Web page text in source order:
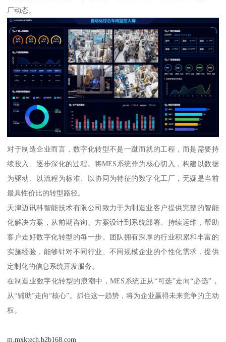
厂动态。
对于制造企业而言，数字化转型不是一蹴而就的工程，而是需要持
续投入、逐步深化的过程。将MES系统作为核心切入，构建以数据
为驱动、以流程为标准、以协同为特征的数字化工厂，无疑是当前
最具性价比的转型路径。
天津迈讯科智能技术有限公司致力于为制造业客户提供完整的智能
化解决方案，从前期咨询、方案设计到系统部署、持续运维，帮助
客户走好数字化转型的每一步。团队拥有深厚的行业积累和丰富的
实施经验，能够针对不同行业、不同规模企业的个性化需求，提供
定制化的信息系统开发服务。
在制造业数字化转型的浪潮中，MES系统正从“可选”走向“必选”，
从“辅助”走向“核心”。抓住这一趋势，将为企业赢得未来竞争的主动
权。
m.mxktech.b2b168.com